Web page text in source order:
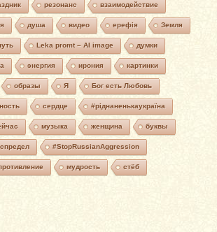
резонанс взаимодействие
душа видео ерефія Земля
Leka promt – AI image думки
энергия ирония картинки
образы Я Бог есть Любовь
сердце #ріднаненькаукраїна
музыка женщина буквы
#StopRussianAggression
мудрость стёб